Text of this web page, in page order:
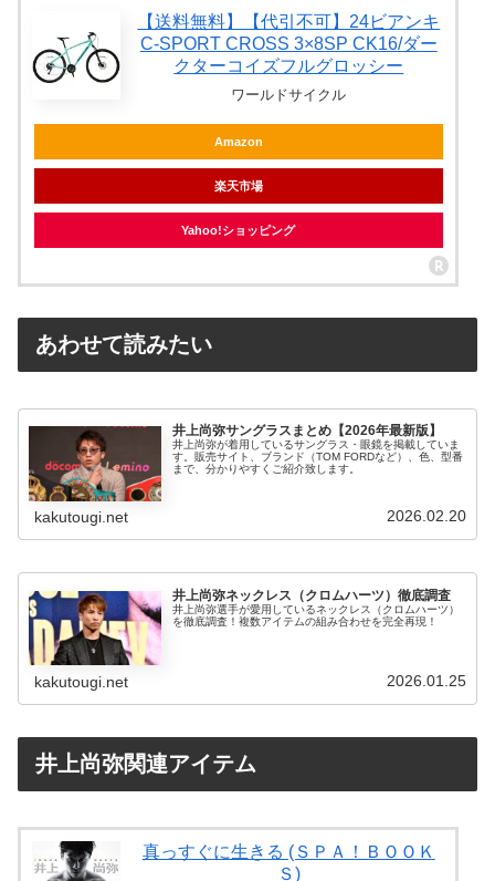
【送料無料】【代引不可】24ビアンキ
C-SPORT CROSS 3×8SP CK16/ダー
クターコイズフルグロッシー
ワールドサイクル
Amazon
楽天市場
Yahoo!ショッピング
あわせて読みたい
井上尚弥サングラスまとめ【2026年最新版】
井上尚弥が着用しているサングラス・眼鏡を掲載していま
す。販売サイト、ブランド（TOM FORDなど）、色、型番
まで、分かりやすくご紹介致します。
kakutougi.net 2026.02.20
井上尚弥ネックレス（クロムハーツ）徹底調査
井上尚弥選手が愛用しているネックレス（クロムハーツ）
を徹底調査！複数アイテムの組み合わせを完全再現！
kakutougi.net 2026.01.25
井上尚弥関連アイテム
真っすぐに生きる (ＳＰＡ！ＢＯＯＫ
Ｓ)